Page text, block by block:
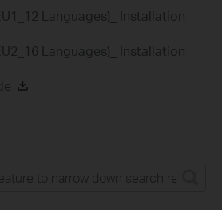
Languages)_ Installation
Languages)_ Installation